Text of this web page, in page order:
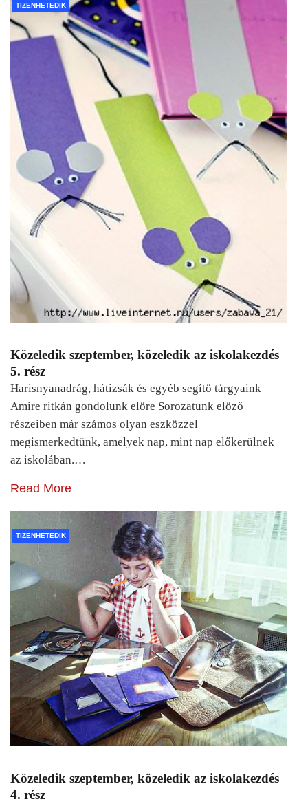
TIZENHETEDIK
Közeledik szeptember, közeledik az iskolakezdés
5. rész
Harisnyanadrág, hátizsák és egyéb segítő tárgyaink
Amire ritkán gondolunk előre Sorozatunk előző
részeiben már számos olyan eszközzel
megismerkedtünk, amelyek nap, mint nap előkerülnek
az iskolában.…
Read More
TIZENHETEDIK
Közeledik szeptember, közeledik az iskolakezdés
4. rész